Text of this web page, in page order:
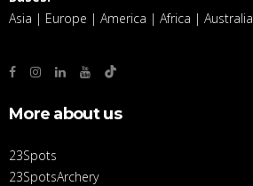
Asia | Europe | America | Africa | Australia
More about us
23Spots
23SpotsArchery